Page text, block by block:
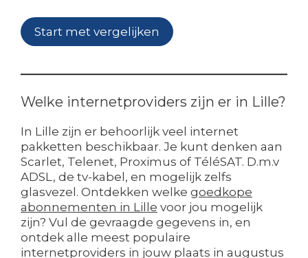
Start met vergelijken
Welke internetproviders zijn er in Lille?
In Lille zijn er behoorlijk veel internet
pakketten beschikbaar. Je kunt denken aan
Scarlet, Telenet, Proximus of TéléSAT. D.m.v
ADSL, de tv-kabel, en mogelijk zelfs
glasvezel. Ontdekken welke goedkope
abonnementen in Lille voor jou mogelijk
zijn? Vul de gevraagde gegevens in, en
ontdek alle meest populaire
internetproviders in jouw plaats in augustus